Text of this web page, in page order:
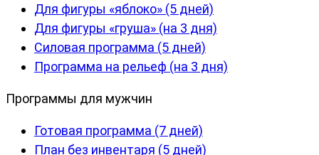
Для фигуры «яблоко» (5 дней)
Для фигуры «груша» (на 3 дня)
Силовая программа (5 дней)
Программа на рельеф (на 3 дня)
Программы для мужчин
Готовая программа (7 дней)
План без инвентаря (5 дней)